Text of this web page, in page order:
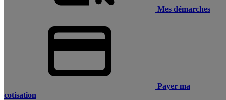
Mes démarches
Payer ma
cotisation